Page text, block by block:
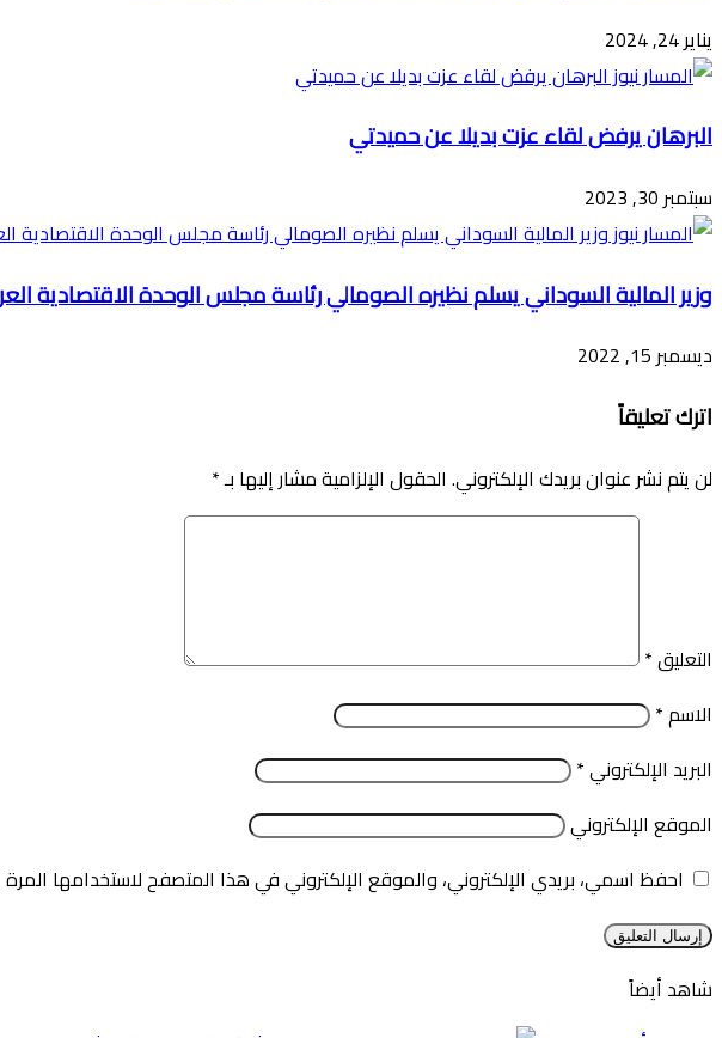
يناير 24, 2024
البرهان يرفض لقاء عزت بديلا عن حميدتي
سبتمبر 30, 2023
وزير المالية السوداني يسلم نظيره الصومالي رئاسة مجلس الوحدة الاقتصادية
ديسمبر 15, 2022
اترك تعليقاً
لن يتم نشر عنوان بريدك الإلكتروني. الحقول الإلزامية مشار إليها بـ*
التعليق*
الاسم*
البريد الإلكتروني*
الموقع الإلكتروني
احفظ اسمي، بريدي الإلكتروني، والموقع الإلكتروني في هذا المتصفح لاستخدامها
شاهد أيضاً